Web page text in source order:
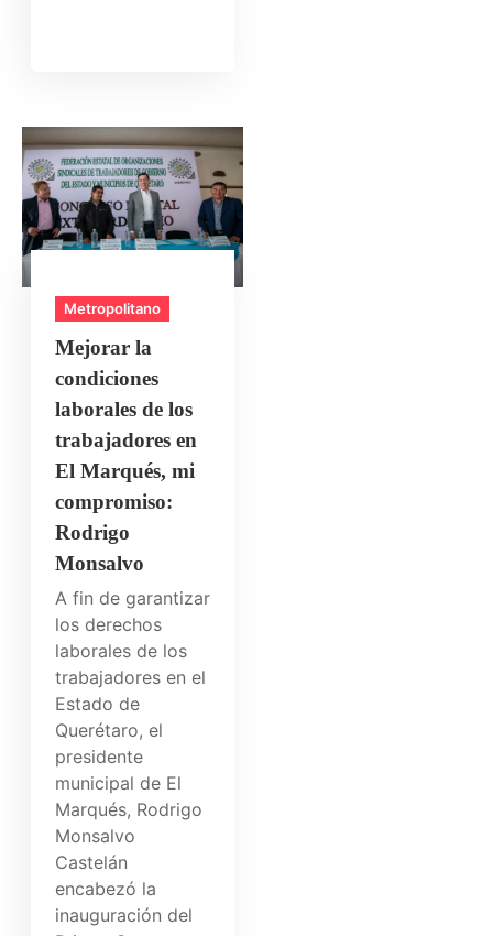
Metropolitano
Mejorar la
condiciones
laborales de los
trabajadores en
El Marqués, mi
compromiso:
Rodrigo
Monsalvo
A fin de garantizar
los derechos
laborales de los
trabajadores en el
Estado de
Querétaro, el
presidente
municipal de El
Marqués, Rodrigo
Monsalvo
Castelán
encabezó la
inauguración del